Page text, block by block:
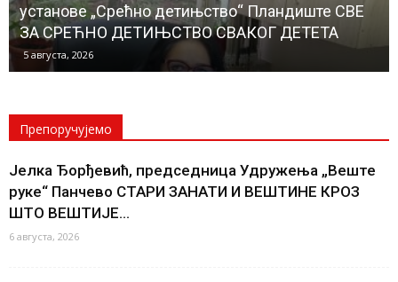
установе „Срећно детињство“ Пландиште СВЕ
ЗА СРЕЋНО ДЕТИЊСТВО СВАКОГ ДЕТЕТА
5 августа, 2026
Препоручујемо
Јелка Ђорђевић, председница Удружења „Веште
руке“ Панчево СТАРИ ЗАНАТИ И ВЕШТИНЕ КРОЗ
ШТО ВЕШТИЈЕ...
6 августа, 2026